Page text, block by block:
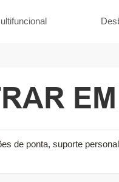
de ponta, suporte